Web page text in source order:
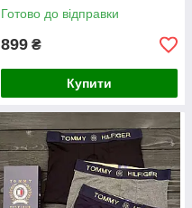
Готово до відправки
899 ₴
Купити